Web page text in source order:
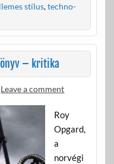
stílus,techno-
– kritika
Leave a comment
Roy
Opgard,
a
norvégi